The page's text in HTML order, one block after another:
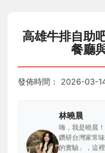
高雄牛排自助
餐廳
發佈時間： 2026-03-
林曉晨
嗨，我是曉晨
鑽研台灣家常
的實驗」，這